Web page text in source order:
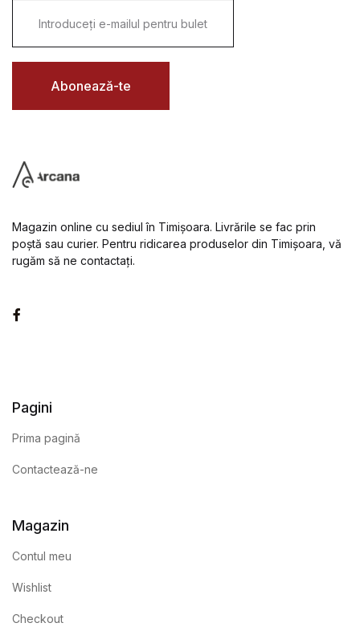
i
l
Abonează-te
Magazin online cu sediul în Timișoara. Livrările se fac prin
poștă sau curier. Pentru ridicarea produselor din Timișoara, vă
rugăm să ne contactați.
Pagini
Prima pagină
Contactează-ne
Magazin
Contul meu
Wishlist
Checkout